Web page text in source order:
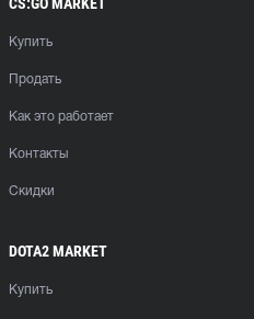
Купить
Продать
Как это работает
Контакты
Скидки
DOTA2 MARKET
Купить